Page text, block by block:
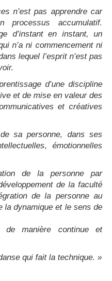
n’est pas apprendre car
processus accumulatif.
d’instant en instant, un
n’a ni commencement ni
lequel l’esprit n’est pas
d’une discipline
et de mise en valeur des
et créatives
sa personne, dans ses
émotionnelles
de la personne par
de la faculté
de la personne au
la dynamique et le sens de
de manière continue et
qui fait la technique. »